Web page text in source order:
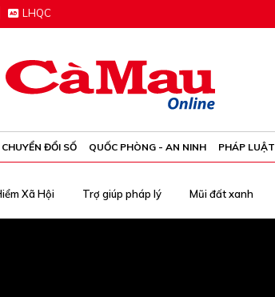
LHQC
CHUYỂN ĐỔI SỐ QUỐC PHÒNG - AN NINH PHÁP LUẬT
Xã Hội Trợ giúp pháp lý Mũi đất xanh